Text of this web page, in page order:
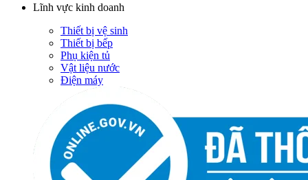
Lĩnh vực kinh doanh
Thiết bị vệ sinh
Thiết bị bếp
Phụ kiện tủ
Vật liệu nước
Điện máy